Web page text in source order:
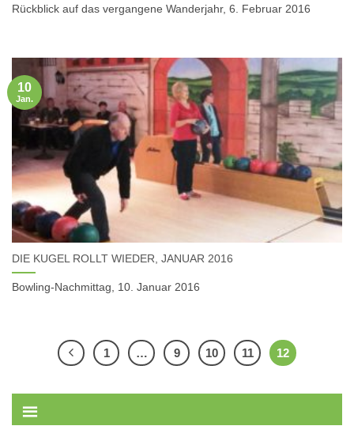
Rückblick auf das vergangene Wanderjahr, 6. Februar 2016
DIE KUGEL ROLLT WIEDER, JANUAR 2016
Bowling-Nachmittag, 10. Januar 2016
10
Jan.
1 … 9 10 11 12